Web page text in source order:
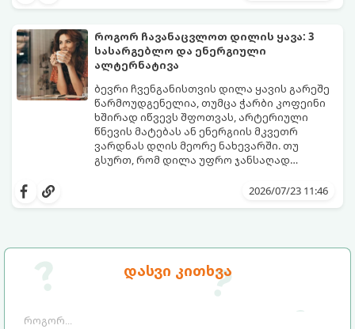
დასვი კითხვა
გამოწვევად რჩება.
დაგეხმარებათ, წყლის სმა
ყოველდღიურ, სასიამოვნო ჩვევად
აქციოთ.
როგორ ჩავანაცვლოთ დილის ყავა: 3
სასარგებლო და ენერგიული
ალტერნატივა
ბევრი ჩვენგანისთვის დილა ყავის გარეშე
წარმოუდგენელია, თუმცა ჭარბი კოფეინი
ხშირად იწვევს შფოთვას, არტერიული
წნევის მატებას ან ენერგიის მკვეთრ
ვარდნას დღის მეორე ნახევარში. თუ
გსურთ, რომ დილა უფრო ჯანსაღად
შეინარჩუნოთ, ექსპერტები ყავის სამ
თქვენთვის სასურველი სასმელი:2026/07/23 11:46